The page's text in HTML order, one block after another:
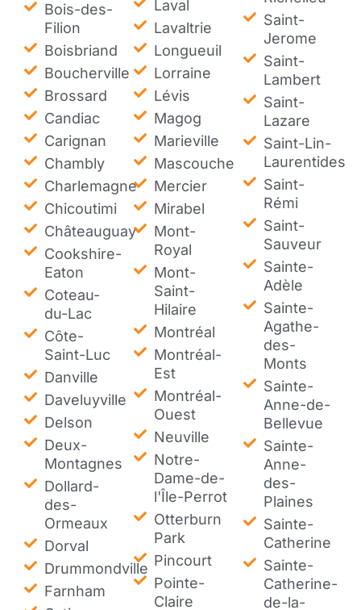
Bois-des-
Filion
Boisbriand
Boucherville
Brossard
Candiac
Carignan
Chambly
Charlemagne
Chicoutimi
Châteauguay
Cookshire-
Eaton
Coteau-
du-Lac
Côte-
Saint-Luc
Danville
Daveluyville
Delson
Deux-
Montagnes
Dollard-
des-
Ormeaux
Dorval
Drummondville
Farnham
Laval
Lavaltrie
Longueuil
Lorraine
Lévis
Magog
Marieville
Mascouche
Mercier
Mirabel
Mont-
Royal
Mont-
Saint-
Hilaire
Montréal
Montréal-
Est
Montréal-
Ouest
Neuville
Notre-
Dame-de-
l'Île-Perrot
Otterburn
Park
Pincourt
Pointe-
Claire
Saint-
Jerome
Saint-
Lambert
Saint-
Lazare
Saint-Lin-
Laurentides
Saint-
Rémi
Saint-
Sauveur
Sainte-
Adèle
Sainte-
Agathe-
des-
Monts
Sainte-
Anne-de-
Bellevue
Sainte-
Anne-
des-
Plaines
Sainte-
Catherine
Sainte-
Catherine-
de-la-